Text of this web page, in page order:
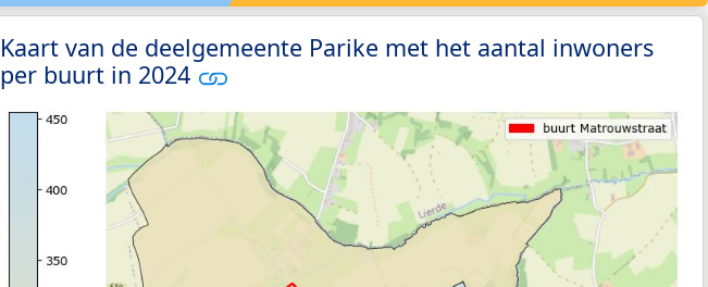
Kaart van de deelgemeente Parike met het aantal inwoners
per buurt in 2024